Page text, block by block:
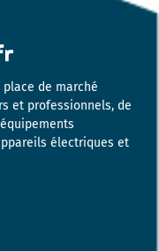
de marché
et professionnels, de
électriques et